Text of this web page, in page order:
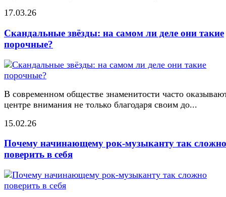
17.03.26
Скандальные звёзды: на самом ли деле они такие
порочные?
В современном обществе знаменитости часто
центре внимания не только благодаря своим до...
15.02.26
Почему начинающему рок-музыканту так сложно
поверить в себя